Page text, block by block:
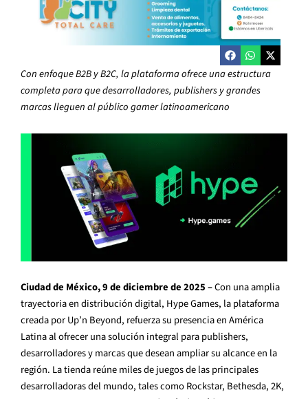
Con enfoque B2B y B2C, la plataforma ofrece una estructura
completa para que desarrolladores, publishers y grandes
marcas lleguen al público gamer latinoamericano
Ciudad de México, 9 de diciembre de 2025 –Con una amplia
trayectoria en distribución digital, Hype Games, la plataforma
creada por Up’n Beyond, refuerza su presencia en América
Latina al ofrecer una solución integral para publishers,
desarrolladores y marcas que desean ampliar su alcance en la
región. La tienda reúne miles de juegos de las principales
desarrolladoras del mundo, tales como Rockstar, Bethesda, 2K,